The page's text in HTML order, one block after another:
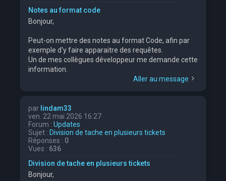
Notes au format code
Bonjour,
Peut-on mettre des notes au format Code, afin par
exemple d'y faire apparaitre des requêtes.
Un de mes collègues développeur me demande cette
information.
Aller au message
par lindam33
ven. 22 mai 2026 16:27
Forum : Updates
Sujet : Division de tache en plusieurs tickets
Réponses : 0
Vues : 636
Division de tache en plusieurs tickets
Bonjour,